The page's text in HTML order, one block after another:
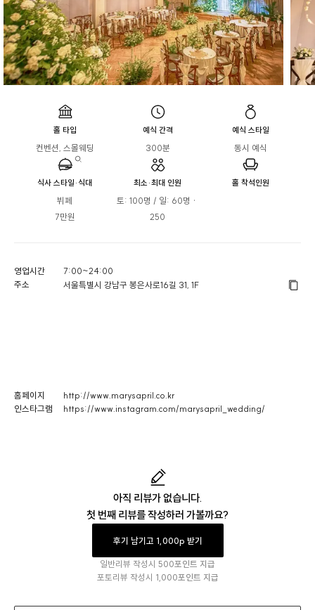
홀 타입
컨벤션, 스몰웨딩
예식 간격
300분
예식 스타일
동시 예식
식사 스타일·식대
뷔페
7만원
최소·최대 인원
토: 100명 / 일: 60명 ·
250
홀 착석인원
영업시간
7:00~24:00
주소
서울특별시 강남구 봉은사로16길 31, 1F
홈페이지
http://www.marysapril.co.kr
인스타그램
https://www.instagram.com/marysapril_wedding/
아직 리뷰가 없습니다.
첫 번째 리뷰를 작성하러 가볼까요?
후기 남기고 1,000p 받기
일반리뷰 작성시 500포인트 지급
포토리뷰 작성시 1,000포인트 지급